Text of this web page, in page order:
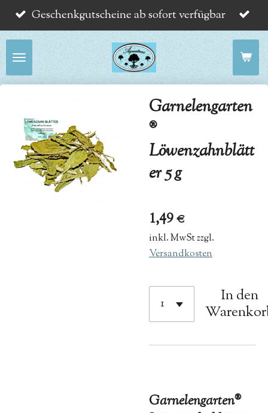
Zum
Hauptinhalt
springen
Geschenkgutscheine ab sofort verfügbar
Garnelengarten
®
Löwenzahnblätt
er 5 g
1,49 €
inkl. MwSt zzgl.
Versandkosten
In den
Garnelengarten®